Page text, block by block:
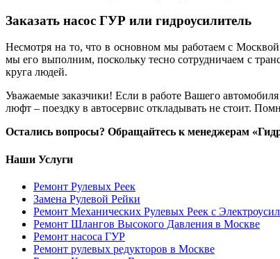
Заказать насос ГУР или гидроусилитель
Несмотря на то, что в основном мы работаем с
мы его выполним, поскольку тесно сотрудничаем с
круга людей.
Уважаемые заказчики! Если в работе Вашего
люфт – поездку в автосервис откладывать не стоит.
Остались вопросы? Обращайтесь к менеджерам
Наши Услуги
Ремонт Рулевых Реек
Замена Рулевой Рейки
Ремонт Механических Рулевых Реек с
Ремонт Шлангов Высокого Давления в Москве
Ремонт насоса ГУР
Ремонт рулевых редукторов в Москве